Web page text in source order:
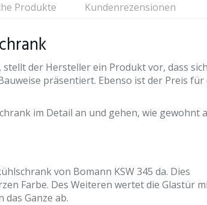
Produkte Kundenrezensionen
, stellt der Hersteller ein Produkt vor, dass
präsentiert. Ebenso ist der Preis für
im Detail an und gehen, wie gewohnt
von Bomann KSW 345 da. Dies
Farbe. Des Weiteren wertet die Glastür
Ganze ab.